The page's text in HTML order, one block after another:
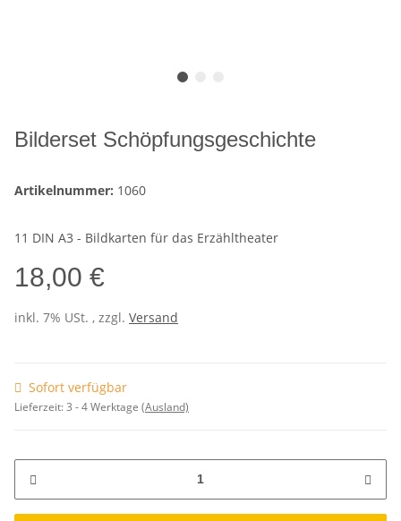
Bilderset Schöpfungsgeschichte
Artikelnummer: 1060
11 DIN A3 - Bildkarten für das Erzähltheater
18,00 €
inkl. 7% USt. , zzgl. Versand
Sofort verfügbar
Lieferzeit:3 - 4 Werktage (Ausland)